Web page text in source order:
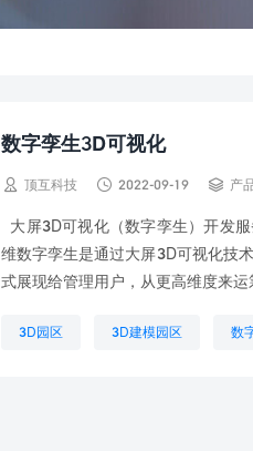
数字孪生3D可视化
 顶互科技  2022-09-19  产
大屏3D可视化（数字孪生）开发
维数字孪生是通过大屏3D可视化技
式展现给管理用户，从更高维度来
3D园区 3D建模园区 数